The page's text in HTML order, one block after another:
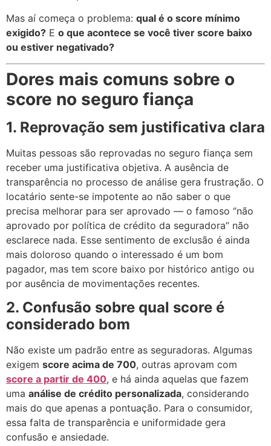
Mas aí começa o problema: qual é o score mínimo
exigido? E o que acontece se você tiver score baixo
ou estiver negativado?
Dores mais comuns sobre o
score no seguro fiança
1. Reprovação sem justificativa clara
Muitas pessoas são reprovadas no seguro fiança sem
receber uma justificativa objetiva. A ausência de
transparência no processo de análise gera frustração. O
locatário sente-se impotente ao não saber o que
precisa melhorar para ser aprovado — o famoso “não
aprovado por política de crédito da seguradora” não
esclarece nada. Esse sentimento de exclusão é ainda
mais doloroso quando o interessado é um bom
pagador, mas tem score baixo por histórico antigo ou
por ausência de movimentações recentes.
2. Confusão sobre qual score é
considerado bom
Não existe um padrão entre as seguradoras. Algumas
exigem score acima de 700, outras aprovam com
score a partir de 400, e há ainda aquelas que fazem
uma análise de crédito personalizada, considerando
mais do que apenas a pontuação. Para o consumidor,
essa falta de transparência e uniformidade gera
confusão e ansiedade.